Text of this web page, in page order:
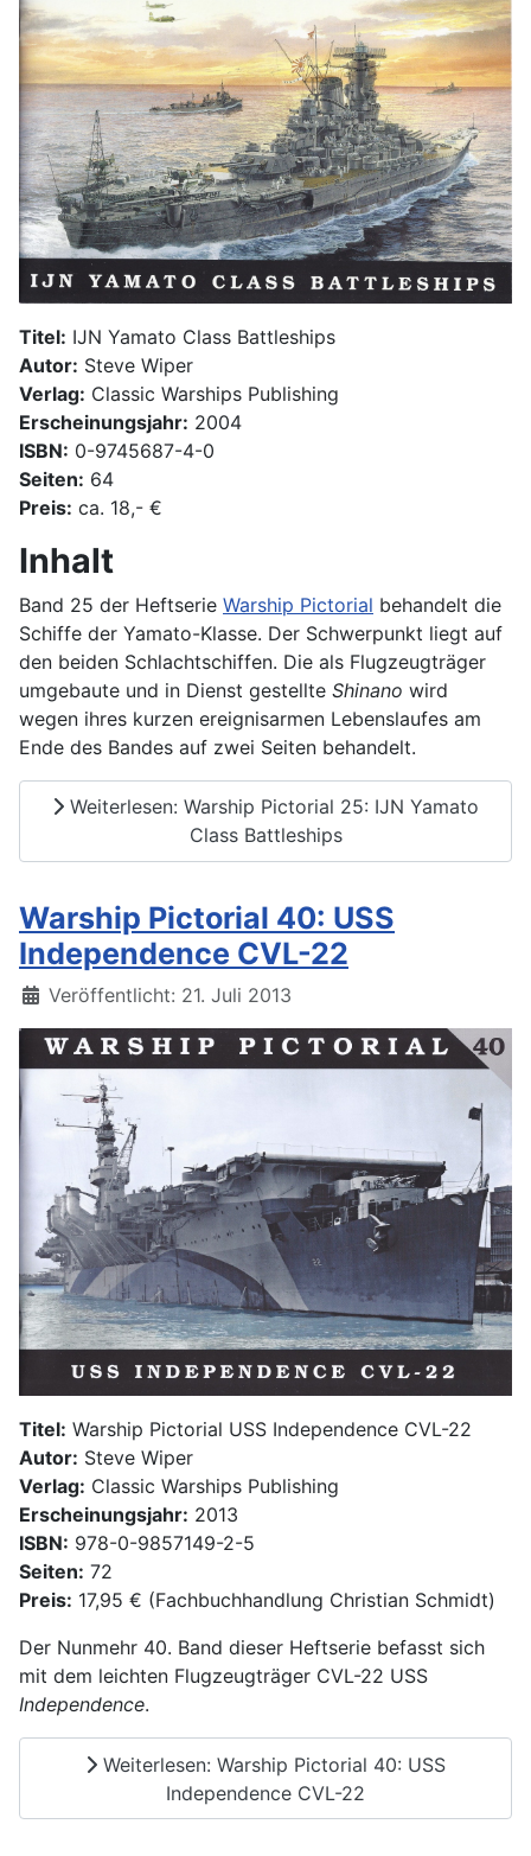
Titel: IJN Yamato Class Battleships
Autor: Steve Wiper
Verlag: Classic Warships Publishing
Erscheinungsjahr: 2004
ISBN: 0-9745687-4-0
Seiten: 64
Preis: ca. 18,- €
Inhalt
Band 25 der Heftserie Warship Pictorial behandelt die
Schiffe der Yamato-Klasse. Der Schwerpunkt liegt auf
den beiden Schlachtschiffen. Die als Flugzeugträger
umgebaute und in Dienst gestellte Shinano wird
wegen ihres kurzen ereignisarmen Lebenslaufes am
Ende des Bandes auf zwei Seiten behandelt.
Weiterlesen: Warship Pictorial 25: IJN Yamato
Class Battleships
Warship Pictorial 40: USS
Independence CVL-22
Details
Veröffentlicht: 21. Juli 2013
Titel: Warship Pictorial USS Independence CVL-22
Autor: Steve Wiper
Verlag: Classic Warships Publishing
Erscheinungsjahr: 2013
ISBN: 978-0-9857149-2-5
Seiten: 72
Preis: 17,95 € (Fachbuchhandlung Christian Schmidt)
Der Nunmehr 40. Band dieser Heftserie befasst sich
mit dem leichten Flugzeugträger CVL-22 USS
Independence.
Weiterlesen: Warship Pictorial 40: USS
Independence CVL-22